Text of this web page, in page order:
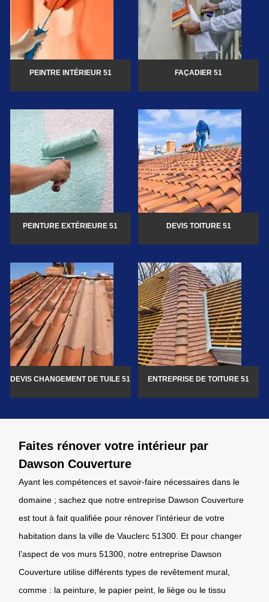
PEINTRE INTÉRIEUR 51 FAÇADIER 51
PEINTURE EXTÉRIEURE 51 DEVIS TOITURE 51
DEVIS CHANGEMENT DE TUILE 51 ENTREPRISE DE TOITURE 51
Faites rénover votre intérieur par
Dawson Couverture
Ayant les compétences et savoir-faire nécessaires dans le
domaine ; sachez que notre entreprise Dawson Couverture
est tout à fait qualifiée pour rénover l’intérieur de votre
habitation dans la ville de Vauclerc 51300. Et pour changer
l’aspect de vos murs 51300, notre entreprise Dawson
Couverture utilise différents types de revêtement mural,
comme : la peinture, le papier peint, le liège ou le tissu